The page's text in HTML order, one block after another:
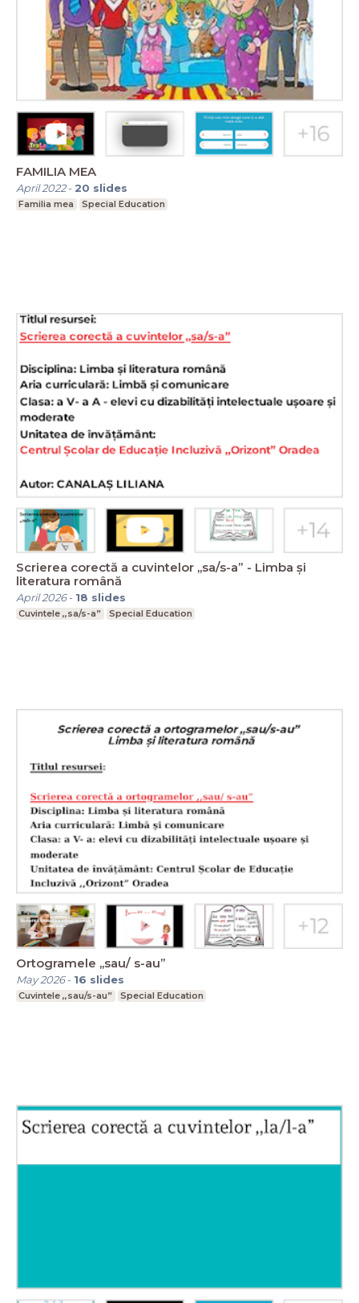
FAMILIA MEA
April 2022- 20 slides
Familia mea Special Education
Scrierea corectă a cuvintelor ,,sa/s-a” - Limba și
literatura română
April 2026- 18 slides
Cuvintele ,,sa/s-a” Special Education
Ortogramele ,,sau/ s-au”
May 2026- 16 slides
Cuvintele ,,sau/s-au” Special Education